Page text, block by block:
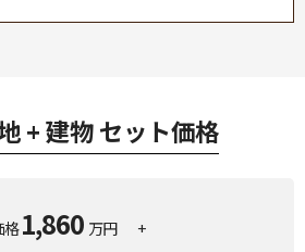
+ 建物 セット価格
格1,860 万円 +